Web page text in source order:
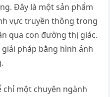
Đây là một sản phẩm
vực truyền thông trong
qua con đường thị giác.
pháp bằng hình ảnh
chỉ một chuyên ngành